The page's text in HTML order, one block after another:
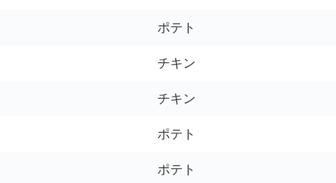
ポテト
チキン
チキン
ポテト
ポテト